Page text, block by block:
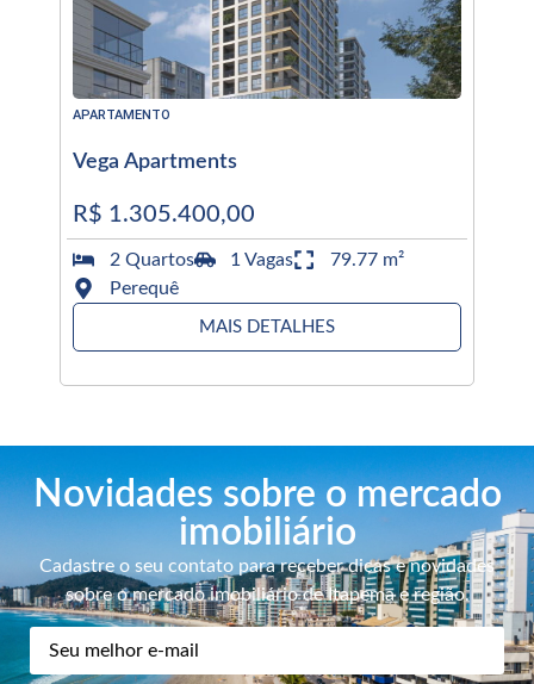
APARTAMENTO
Vega Apartments
R$ 1.305.400,00
2 Quartos 1 Vagas
79.77 m²
Perequê
MAIS DETALHES
Novidades sobre o mercado
imobiliário
Cadastre o seu contato para receber dicas e novidades
sobre o mercado imobiliário de Itapema e região.